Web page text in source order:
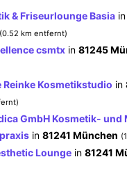
& Friseurlounge Basia
(0.52 km entfernt)
csmtx in81245
Reinke Kosmetikstudio in
GmbH Kosmetik- und
in81241 München
Lounge in81241